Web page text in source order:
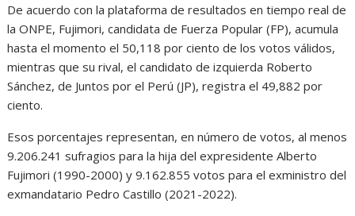
De acuerdo con la plataforma de resultados en tiempo real de
la ONPE, Fujimori, candidata de Fuerza Popular (FP), acumula
hasta el momento el 50,118 por ciento de los votos válidos,
mientras que su rival, el candidato de izquierda Roberto
Sánchez, de Juntos por el Perú (JP), registra el 49,882 por
ciento.
Esos porcentajes representan, en número de votos, al menos
9.206.241 sufragios para la hija del expresidente Alberto
Fujimori (1990-2000) y 9.162.855 votos para el exministro del
exmandatario Pedro Castillo (2021-2022).